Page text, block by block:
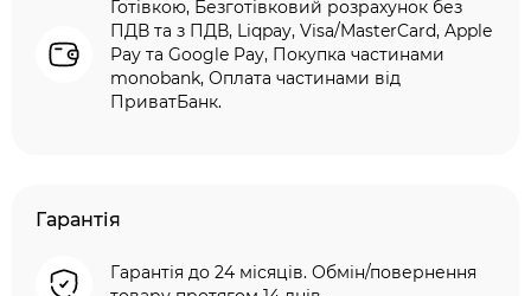
Готівкою, Безготівковий розрахунок без
ПДВ та з ПДВ, Liqpay, Visa/MasterCard, Apple
Pay та Google Pay, Покупка частинами
monobank, Оплата частинами від
ПриватБанк.
Гарантія
Гарантія до 24 місяців. Обмін/повернення